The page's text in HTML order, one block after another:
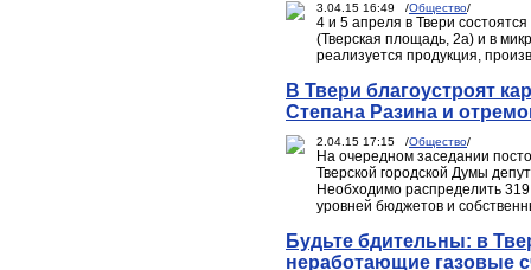
3.04.15 16:49 /Общество/
4 и 5 апреля в Твери
(Тверская площадь, 2а) и в
реализуется продукция,
В Твери благоустроят
Степана Разина и
2.04.15 17:15 /Общество/
На очередном заседании
Тверской городской Думы
Необходимо распределить
уровней бюджетов и
Будьте бдительны: в
неработающие газовые